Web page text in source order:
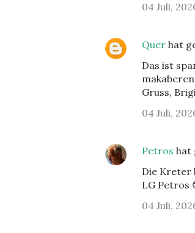
04 Juli,
Quer hat
Das ist
Gruss,
04 Juli,
Petros hat
Die Kreter
LG Petros
04 Juli,